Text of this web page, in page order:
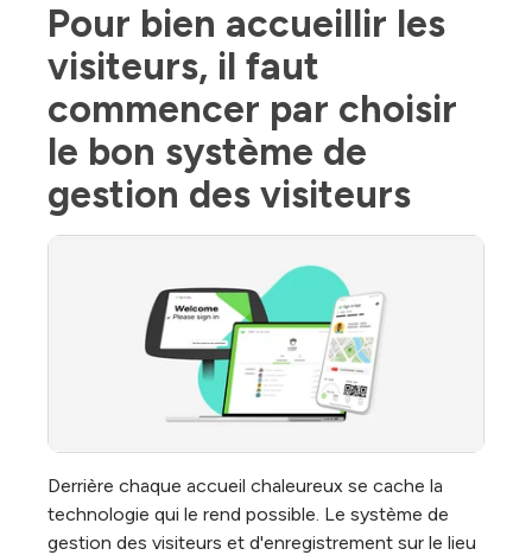
Pour bien accueillir les
visiteurs, il faut
commencer par choisir
le bon système de
gestion des visiteurs
Derrière chaque accueil chaleureux se cache la
technologie qui le rend possible. Le système de
gestion des visiteurs et d'enregistrement sur le lieu